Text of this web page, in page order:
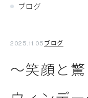
ブログ
2025.11.05 ブログ
～笑顔と